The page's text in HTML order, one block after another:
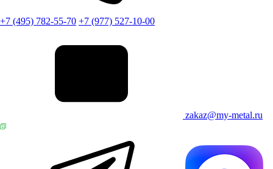
+7 (495) 782-55-70 +7 (977) 527-10-00
zakaz@my-metal.ru